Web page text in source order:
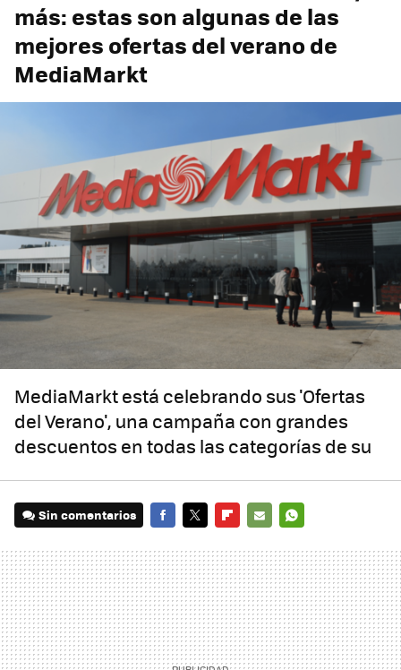
más: estas son algunas de las
mejores ofertas del verano de
MediaMarkt
MediaMarkt está celebrando sus 'Ofertas
del Verano', una campaña con grandes
descuentos en todas las categorías de su
Sin comentarios
MAIL